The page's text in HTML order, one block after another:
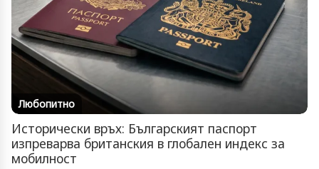
Любопитно
Исторически връх: Българският паспорт
изпреварва британския в глобален индекс за
мобилност